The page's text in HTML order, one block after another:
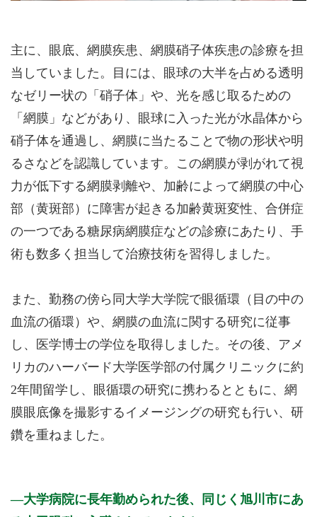
主に、眼底、網膜疾患、網膜硝子体疾患の診療を担
当していました。目には、眼球の大半を占める透明
なゼリー状の「硝子体」や、光を感じ取るための
「網膜」などがあり、眼球に入った光が水晶体から
硝子体を通過し、網膜に当たることで物の形状や明
るさなどを認識しています。この網膜が剥がれて視
力が低下する網膜剥離や、加齢によって網膜の中心
部（黄斑部）に障害が起きる加齢黄斑変性、合併症
の一つである糖尿病網膜症などの診療にあたり、手
術も数多く担当して治療技術を習得しました。
また、勤務の傍ら同大学大学院で眼循環（目の中の
血流の循環）や、網膜の血流に関する研究に従事
し、医学博士の学位を取得しました。その後、アメ
リカのハーバード大学医学部の付属クリニックに約
2年間留学し、眼循環の研究に携わるとともに、網
膜眼底像を撮影するイメージングの研究も行い、研
鑽を重ねました。
大学病院に長年勤められた後、同じく旭川市にあ